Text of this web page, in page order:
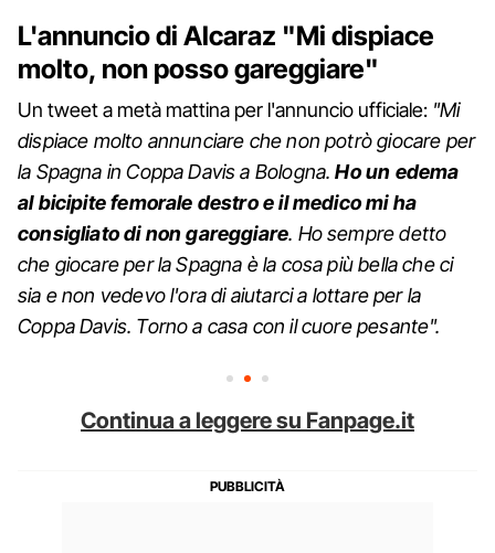
L'annuncio di Alcaraz "Mi dispiace
molto, non posso gareggiare"
Un tweet a metà mattina per l'annuncio ufficiale: "Mi
dispiace molto annunciare che non potrò giocare per
la Spagna in Coppa Davis a Bologna.Ho un edema
al bicipite femorale destro e il medico mi ha
consigliato di non gareggiare. Ho sempre detto
che giocare per la Spagna è la cosa più bella che ci
sia e non vedevo l'ora di aiutarci a lottare per la
Coppa Davis. Torno a casa con il cuore pesante".
Continua a leggere su Fanpage.it